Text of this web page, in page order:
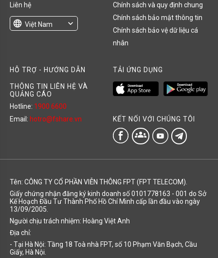
Liên hệ
language Việt Nam
expand_more
Chính sách và quy định chung
Chính sách bảo mật thông tin
Chính sách bảo vệ dữ liệu cá
nhân
HỖ TRỢ - HƯỚNG DẪN
THÔNG TIN LIÊN HỆ VÀ
QUẢNG CÁO
Hotline: 1900 6600
Email: hotro@fshare.vn
TẢI ỨNG DỤNG
KẾT NỐI VỚI CHÚNG TÔI
groups
Tên: CÔNG TY CỔ PHẦN VIỄN THÔNG FPT (FPT TELECOM).
Giấy chứng nhận đăng ký kinh doanh số 0101778163 - 001 do Sở
Kế Hoạch Đầu Tư Thành Phố Hồ Chí Minh cấp lần đầu vào ngày
13/09/2005.
Người chịu trách nhiệm: Hoàng Việt Anh
Địa chỉ:
- Tại Hà Nội: Tầng 18 Toà nhà FPT, số 10 Phạm Văn Bạch, Cầu
Giấy, Hà Nội.